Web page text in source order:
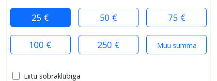
25 € 50 € 75 €
100 € 250 €
Liitu sõbraklubiga